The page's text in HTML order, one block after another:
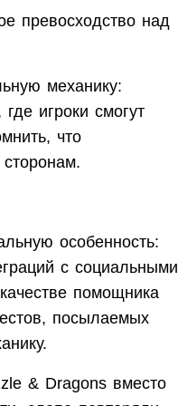
превосходство над
механику:
игроки смогут
что
особенность:
с социальными
помощника
посылаемых
& Dragons вместо